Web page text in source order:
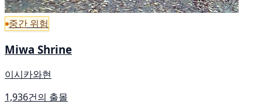
중간 위험
Miwa Shrine
이시카와현
1,936건의 출몰